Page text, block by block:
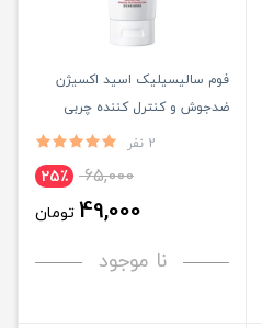
فوم سالیسیلیک اسید اکسیژن
ضدجوش و کنترل کننده چربی
2 نفر
65,000 25٪
49,000 تومان
نا موجود